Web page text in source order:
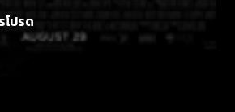
อดีตร็อคสตาร์ที่หันมาจับงานเขียน
ชมไปยังยุคเศรษฐกิจตกต่าใน
โปรด